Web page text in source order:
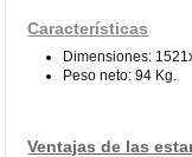
Características
Dimensiones:
Peso neto: 94 Kg.
Ventajas de las